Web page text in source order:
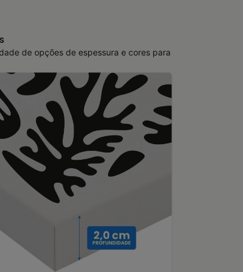
de opções de espessura e cores para